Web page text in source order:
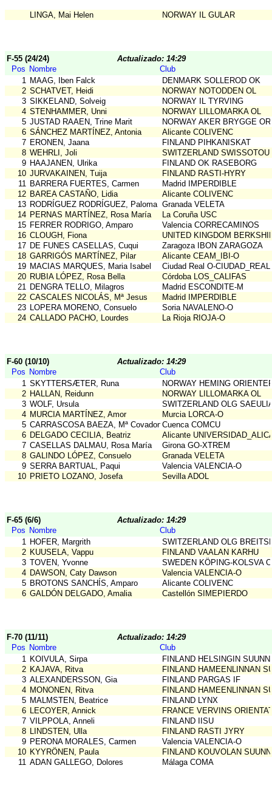
LINGA, Mai Helen NORWAY IL GULAR
F-55 (24/24)
Actualizado: 14:29
Pos Nombre
Club
1 MAAG, Iben Falck
DENMARK SOLLEROD OK
2 SCHATVET, Heidi
NORWAY NOTODDEN OL
3 SIKKELAND, Solveig
NORWAY IL TYRVING
4 STENHAMMER, Unni
NORWAY LILLOMARKA OL
5 JUSTAD RAAEN, Trine Marit
NORWAY AKER BRYGGE
6 SÁNCHEZ MARTÍNEZ, Antonia
Alicante COLIVENC
7 ERONEN, Jaana
FINLAND PIHKANISKAT
8 WEHRLI, Joli
SWITZERLAND
9 HAAJANEN, Ulrika
FINLAND OK RASEBORG
10 JURVAKAINEN, Tuija
FINLAND RASTI-HYRY
11 BARRERA FUERTES, Carmen
Madrid IMPERDIBLE
12 BAREA CASTAÑO, Lidia
Alicante COLIVENC
13 RODRÍGUEZ RODRÍGUEZ, Paloma Granada VELETA
14 PERNAS MARTÍNEZ, Rosa María
La Coruña USC
15 FERRER RODRIGO, Amparo
Valencia CORRECAMINOS
16 CLOUGH, Fiona
UNITED KINGDOM
17 DE FUNES CASELLAS, Cuqui
Zaragoza IBON ZARAGOZA
18 GARRIGÓS MARTÍNEZ, Pilar
Alicante CEAM_IBI-O
19 MACIAS MARQUES, Maria Isabel
Ciudad Real O-CIUDAD_REAL
20 RUBIA LÓPEZ, Rosa Bella
Córdoba LOS_CALIFAS
21 DENGRA TELLO, Milagros
Madrid ESCONDITE-M
22 CASCALES NICOLÁS, Mª Jesus
Madrid IMPERDIBLE
23 LOPERA MORENO, Consuelo
Soria NAVALENO-O
24 CALLADO PACHO, Lourdes La Rioja RIOJA-O
F-60 (10/10)
Actualizado: 14:29
Pos Nombre
Club
1 SKYTTERSÆTER, Runa
NORWAY HEMING
2 HALLAN, Reidunn
NORWAY LILLOMARKA OL
3 WOLF, Ursula
SWITZERLAND OLG
4 MURCIA MARTÍNEZ, Amor
Murcia LORCA-O
5 CARRASCOSA BAEZA, Mª CovadongaCuenca COMCU
6 DELGADO CECILIA, Beatriz
Alicante
7 CASELLAS DALMAU, Rosa María
Girona GO-XTREM
8 GALINDO LÓPEZ, Consuelo
Granada VELETA
9 SERRA BARTUAL, Paqui
Valencia VALENCIA-O
10 PRIETO LOZANO, Josefa Sevilla ADOL
F-65 (6/6)
Actualizado: 14:29
Pos Nombre
Club
1 HOFER, Margrith
SWITZERLAND OLG
2 KUUSELA, Vappu
FINLAND VAALAN KARHU
3 TOVEN, Yvonne
SWEDEN KÖPING-KOLSVA
4 DAWSON, Caty Dawson
Valencia VALENCIA-O
5 BROTONS SANCHÍS, Amparo
Alicante COLIVENC
6 GALDÓN DELGADO, Amalia Castellón SIMEPIERDO
F-70 (11/11)
Actualizado: 14:29
Pos Nombre
Club
1 KOIVULA, Sirpa
FINLAND HELSINGIN
2 KAJAVA, Ritva
FINLAND HAMEENLINNAN
3 ALEXANDERSSON, Gia
FINLAND PARGAS IF
4 MONONEN, Ritva
FINLAND HAMEENLINNAN
5 MALMSTEN, Beatrice
FINLAND LYNX
6 LECOYER, Annick
FRANCE VERVINS
7 VILPPOLA, Anneli
FINLAND IISU
8 LINDSTEN, Ulla
FINLAND RASTI JYRY
9 PERONA MORALES, Carmen
Valencia VALENCIA-O
10 KYYRÖNEN, Paula
FINLAND KOUVOLAN
11 ADAN GALLEGO, Dolores Málaga COMA